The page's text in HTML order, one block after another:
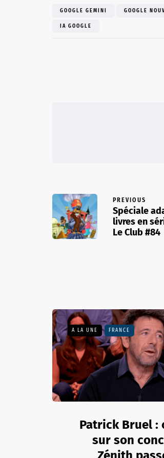
GOOGLE GEMINI GOOGLE
IA GOOGLE
PREVIOUS
Spéciale
livres en
Le Club #84
A LA UNE FRANCE
Patrick Bruel :
sur son